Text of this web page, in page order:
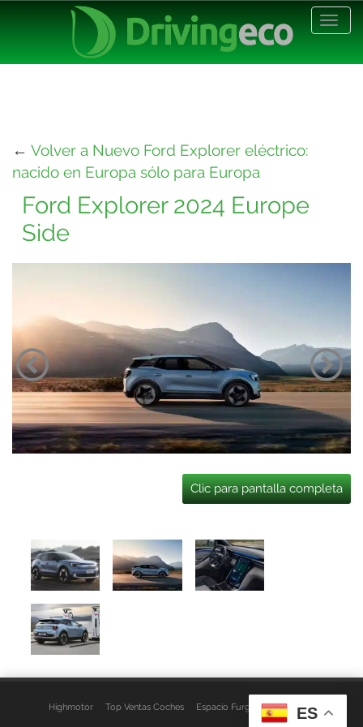
← Volver a Nuevo Ford Explorer eléctrico:
nacido en Europa sólo para Europa
Ford Explorer 2024 Europe
Side
Clic para pantalla completa
Highmotor Top Ventas Coches Espacio Furgo Aviso Legal
ES